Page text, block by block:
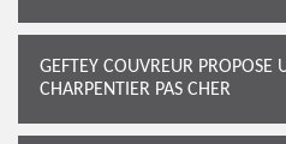
GEFTEY COUVREUR PROPOSE
CHARPENTIER PAS CHER